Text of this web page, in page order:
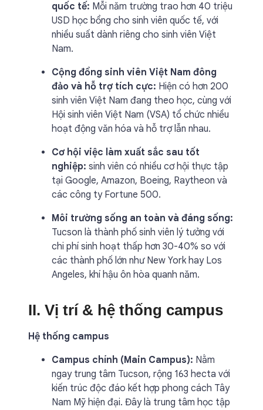
quốc tế: Mỗi năm trường trao hơn 40 triệu
USD học bổng cho sinh viên quốc tế, với
nhiều suất dành riêng cho sinh viên Việt
Nam.
Cộng đồng sinh viên Việt Nam đông
đảo và hỗ trợ tích cực: Hiện có hơn 200
sinh viên Việt Nam đang theo học, cùng với
Hội sinh viên Việt Nam (VSA) tổ chức nhiều
hoạt động văn hóa và hỗ trợ lẫn nhau.
Cơ hội việc làm xuất sắc sau tốt
nghiệp: sinh viên có nhiều cơ hội thực tập
tại Google, Amazon, Boeing, Raytheon và
các công ty Fortune 500.
Môi trường sống an toàn và đáng sống:
Tucson là thành phố sinh viên lý tưởng với
chi phí sinh hoạt thấp hơn 30-40% so với
các thành phố lớn như New York hay Los
Angeles, khí hậu ôn hòa quanh năm.
II. Vị trí & hệ thống campus
Hệ thống campus
Campus chính (Main Campus): Nằm
ngay trung tâm Tucson, rộng 163 hecta với
kiến trúc độc đáo kết hợp phong cách Tây
Nam Mỹ hiện đại. Đây là trung tâm học tập